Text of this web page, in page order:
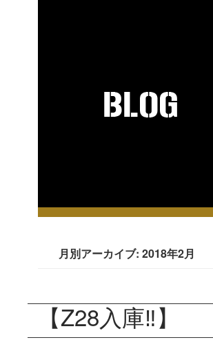
月別アーカイブ: 2018年2月
【Z28入庫‼️】